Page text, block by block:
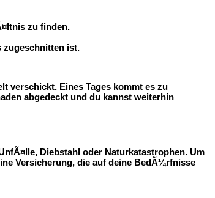
zu finden.
zugeschnitten ist.
verschickt. Eines Tages kommt es zu
abgedeckt und du kannst weiterhin
Diebstahl oder Naturkatastrophen. Um
Versicherung, die auf deine BedÃ¼rfnisse